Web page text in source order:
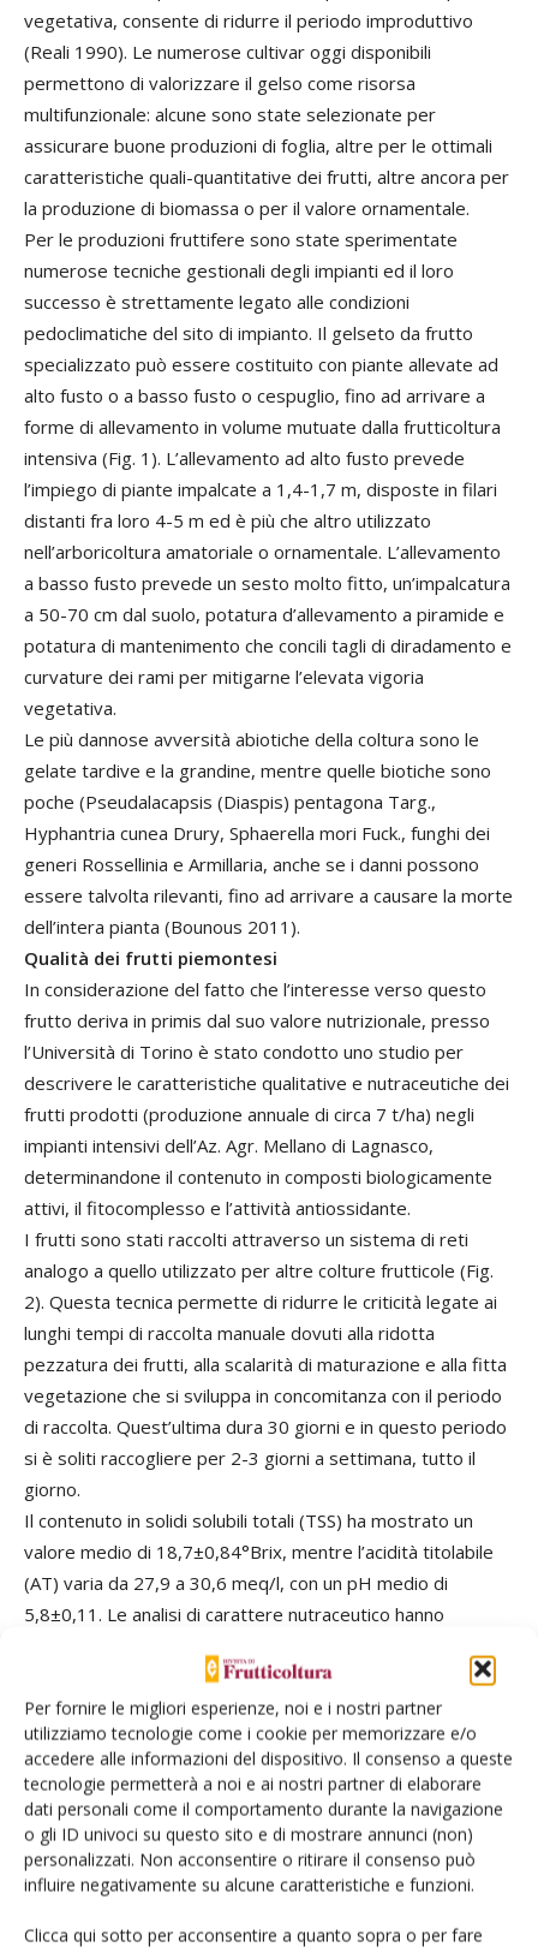
Per fornire le migliori esperienze, noi e i nostri partner
utilizziamo tecnologie come i cookie per memorizzare e/o
accedere alle informazioni del dispositivo. Il consenso a queste
tecnologie permetterà a noi e ai nostri partner di elaborare
dati personali come il comportamento durante la navigazione
o gli ID univoci su questo sito e di mostrare annunci (non)
personalizzati. Non acconsentire o ritirare il consenso può
influire negativamente su alcune caratteristiche e funzioni.
Clicca qui sotto per acconsentire a quanto sopra o per fare
vegetativa, consente di ridurre il periodo improduttivo
(Reali 1990). Le numerose cultivar oggi disponibili
permettono di valorizzare il gelso come risorsa
multifunzionale: alcune sono state selezionate per
assicurare buone produzioni di foglia, altre per le ottimali
caratteristiche quali-quantitative dei frutti, altre ancora per
la produzione di biomassa o per il valore ornamentale.
Per le produzioni fruttifere sono state sperimentate
numerose tecniche gestionali degli impianti ed il loro
successo è strettamente legato alle condizioni
pedoclimatiche del sito di impianto. Il gelseto da frutto
specializzato può essere costituito con piante allevate ad
alto fusto o a basso fusto o cespuglio, fino ad arrivare a
forme di allevamento in volume mutuate dalla frutticoltura
intensiva (Fig. 1). L’allevamento ad alto fusto prevede
l’impiego di piante impalcate a 1,4-1,7 m, disposte in filari
distanti fra loro 4-5 m ed è più che altro utilizzato
nell’arboricoltura amatoriale o ornamentale. L’allevamento
a basso fusto prevede un sesto molto fitto, un’impalcatura
a 50-70 cm dal suolo, potatura d’allevamento a piramide e
potatura di mantenimento che concili tagli di diradamento e
curvature dei rami per mitigarne l’elevata vigoria
vegetativa.
Le più dannose avversità abiotiche della coltura sono le
gelate tardive e la grandine, mentre quelle biotiche sono
poche (Pseudalacapsis (Diaspis) pentagona Targ.,
Hyphantria cunea Drury, Sphaerella mori Fuck., funghi dei
generi Rossellinia e Armillaria, anche se i danni possono
essere talvolta rilevanti, fino ad arrivare a causare la morte
dell’intera pianta (Bounous 2011).
Qualità dei frutti piemontesi
In considerazione del fatto che l’interesse verso questo
frutto deriva in primis dal suo valore nutrizionale, presso
l’Università di Torino è stato condotto uno studio per
descrivere le caratteristiche qualitative e nutraceutiche dei
frutti prodotti (produzione annuale di circa 7 t/ha) negli
impianti intensivi dell’Az. Agr. Mellano di Lagnasco,
determinandone il contenuto in composti biologicamente
attivi, il fitocomplesso e l’attività antiossidante.
I frutti sono stati raccolti attraverso un sistema di reti
analogo a quello utilizzato per altre colture frutticole (Fig.
2). Questa tecnica permette di ridurre le criticità legate ai
lunghi tempi di raccolta manuale dovuti alla ridotta
pezzatura dei frutti, alla scalarità di maturazione e alla fitta
vegetazione che si sviluppa in concomitanza con il periodo
di raccolta. Quest’ultima dura 30 giorni e in questo periodo
si è soliti raccogliere per 2-3 giorni a settimana, tutto il
giorno.
Il contenuto in solidi solubili totali (TSS) ha mostrato un
valore medio di 18,7±0,84°Brix, mentre l’acidità titolabile
(AT) varia da 27,9 a 30,6 meq/l, con un pH medio di
5,8±0,11. Le analisi di carattere nutraceutico hanno
compresi tra 232,5 e 243,3 mgGAE/100 gPF (PF =
prodotto fresco). I sorosi hanno mostrato un valore medio
di attività antiossidante pari a 22,1±0,55 mmolFe2+/kg. Il
contenuto in antociani totali (TAC) variava da 74,3 a 91,0
mgC3G/100 gPF. Le more di M. nigra possono essere
paragonate, dal punto di vista nutrizionale e nutraceutico, a
frutti quali mirtillo gigante americano e mora di rovo. Il
quantitativo di vitamina C riscontrato è invece basso, simile
a quello delle mele Golden Delicious (2,97±0,23